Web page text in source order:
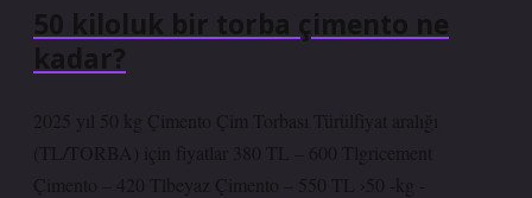
50 kiloluk bir torba çimento ne
kadar?
2025 yıl 50 kg Çimento Çim Torbası Türülfiyat aralığı
(TL/TORBA) için fiyatlar 380 TL – 600 Tlgricement
Çimento – 420 Tlbeyaz Çimento – 550 TL ›50 -kg -